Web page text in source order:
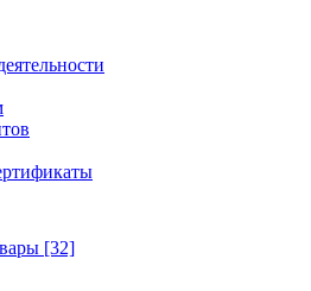
[32]